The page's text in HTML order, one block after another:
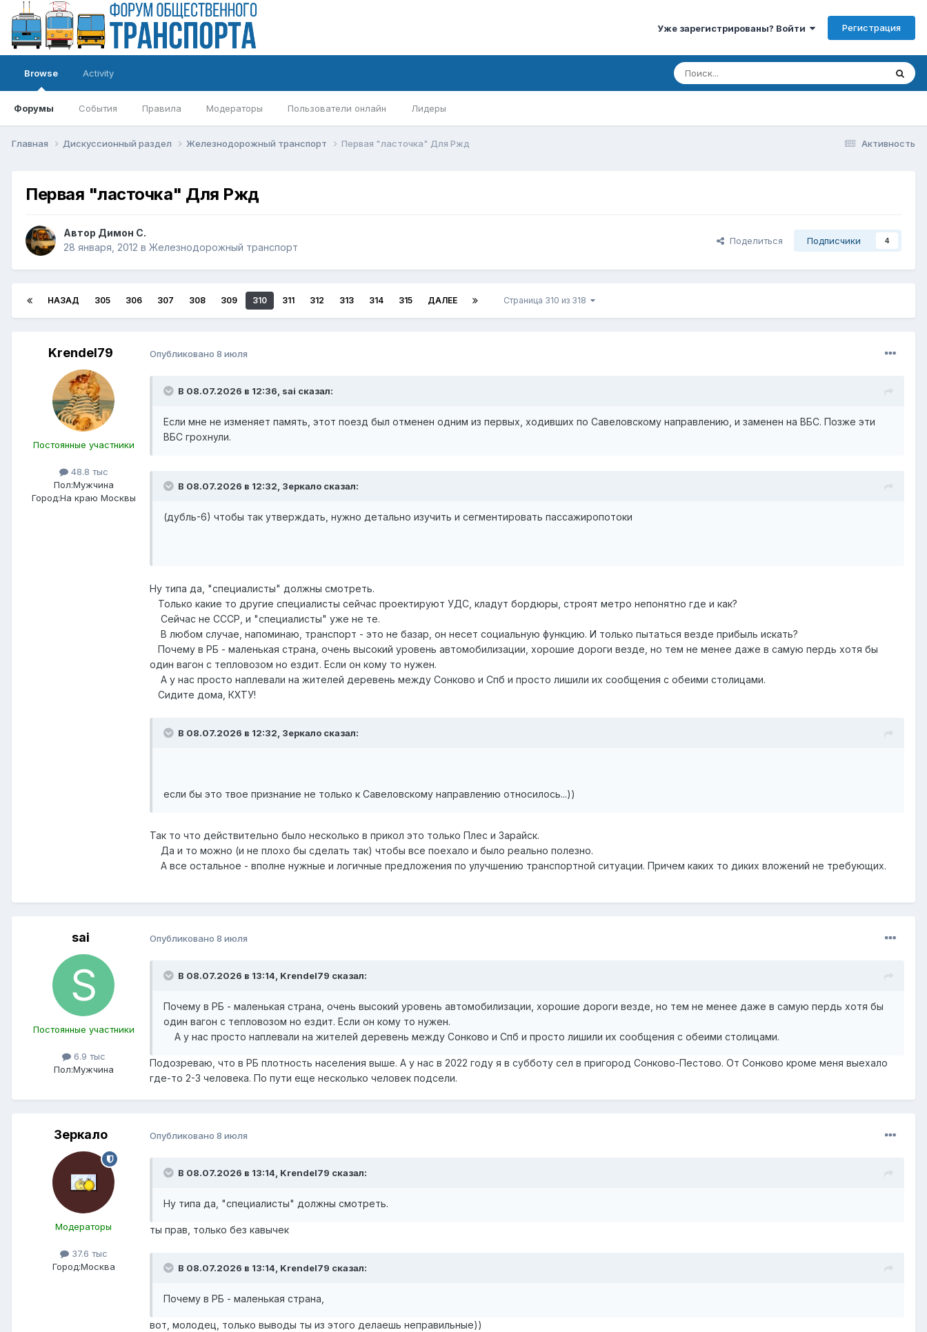
Уже зарегистрированы? Войти Регистрация
Browse
Форумы События Правила Модераторы Пользователи онлайн Лидеры
Activity
Активность
Главная Дискуссионный раздел Железнодорожный транспорт Первая "ласточка" Для Ржд
Первая "ласточка" Для Ржд
Автор Димон С.
28 января, 2012 в Железнодорожный транспорт
Поделиться Подписчики 4
НАЗАД 305 306 307 308 309 310 311 312 313 314 315 ДАЛЕЕ Страница 310 из 318
Krendel79
Постоянные участники
48.8 тыс
Пол:Мужчина
Город:На краю Москвы
Опубликовано 8 июля
В 08.07.2026 в 12:36, sai сказал:
Если мне не изменяет память, этот поезд был отменен одним из первых, ходивших по Савеловскому направлению, и заменен на ВБС. Позже эти
ВБС грохнули.
В 08.07.2026 в 12:32, Зеркало сказал:
(дубль-6) чтобы так утверждать, нужно детально изучить и сегментировать пассажиропотоки
Ну типа да, "специалисты" должны смотреть.
Только какие то другие специалисты сейчас проектируют УДС, кладут бордюры, строят метро непонятно где и как?
Сейчас не СССР, и "специалисты" уже не те.
В любом случае, напоминаю, транспорт - это не базар, он несет социальную функцию. И только пытаться везде прибыль искать?
Почему в РБ - маленькая страна, очень высокий уровень автомобилизации, хорошие дороги везде, но тем не менее даже в самую пердь хотя бы
один вагон с тепловозом но ездит. Если он кому то нужен.
А у нас просто наплевали на жителей деревень между Сонково и Спб и просто лишили их сообщения с обеими столицами.
Сидите дома, КХТУ!
В 08.07.2026 в 12:32, Зеркало сказал:
если бы это твое признание не только к Савеловскому направлению относилось...))
Так то что действительно было несколько в прикол это только Плес и Зарайск.
Да и то можно (и не плохо бы сделать так) чтобы все поехало и было реально полезно.
А все остальное - вполне нужные и логичные предложения по улучшению транспортной ситуации. Причем каких то диких вложений не требующих.
sai
Постоянные участники
6.9 тыс
Пол:Мужчина
Опубликовано 8 июля
В 08.07.2026 в 13:14, Krendel79 сказал:
Почему в РБ - маленькая страна, очень высокий уровень автомобилизации, хорошие дороги везде, но тем не менее даже в самую пердь хотя бы
один вагон с тепловозом но ездит. Если он кому то нужен.
А у нас просто наплевали на жителей деревень между Сонково и Спб и просто лишили их сообщения с обеими столицами.
Подозреваю, что в РБ плотность населения выше. А у нас в 2022 году я в субботу сел в пригород Сонково-Пестово. От Сонково кроме меня выехало
где-то 2-3 человека. По пути еще несколько человек подсели.
Зеркало
Модераторы
37.6 тыс
Город:Москва
Опубликовано 8 июля
В 08.07.2026 в 13:14, Krendel79 сказал:
Ну типа да, "специалисты" должны смотреть.
ты прав, только без кавычек
В 08.07.2026 в 13:14, Krendel79 сказал:
Почему в РБ - маленькая страна,
вот, молодец, только выводы ты из этого делаешь неправильные))